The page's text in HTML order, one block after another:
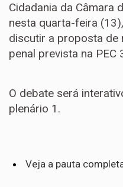
Cidadania da Câmara
nesta quarta-feira
discutir a proposta de
penal prevista na PEC
O debate será
plenário 1.
Veja a pauta